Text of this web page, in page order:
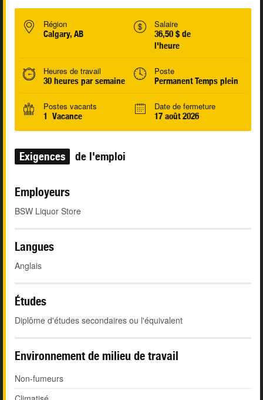
Région
Calgary, AB
Salaire
36,50 $ de
l'heure
Heures de travail
30 heures par semaine
Poste
Permanent Temps plein
Postes vacants
1 Vacance
Date de fermeture
17 août 2026
Exigences de l'emploi
Employeurs
BSW Liquor Store
Langues
Anglais
Études
Diplôme d'études secondaires ou l'équivalent
Environnement de milieu de travail
Non-fumeurs